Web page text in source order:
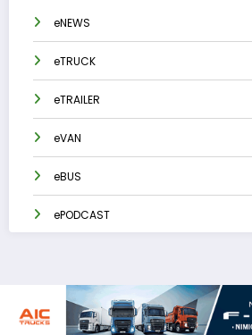
eNEWS
eTRUCK
eTRAILER
eVAN
eBUS
ePODCAST